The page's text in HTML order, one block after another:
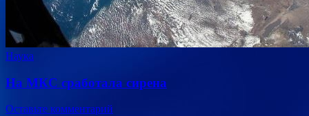
Наука
На МКС сработала сирена
Оставьте комментарий